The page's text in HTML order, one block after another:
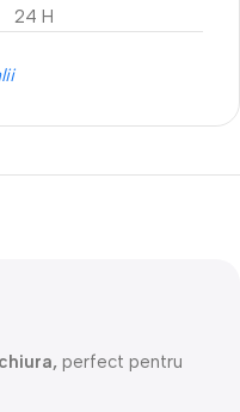
24 H
perfect pentru